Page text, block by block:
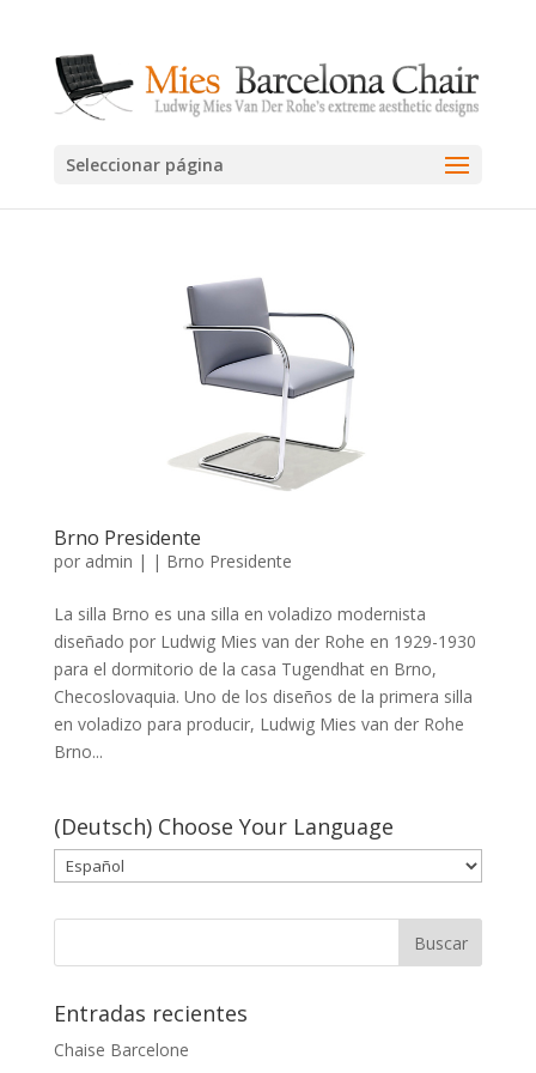
Seleccionar página
Brno Presidente
por admin | | Brno Presidente
La silla Brno es una silla en voladizo modernista
diseñado por Ludwig Mies van der Rohe en 1929-1930
para el dormitorio de la casa Tugendhat en Brno,
Checoslovaquia. Uno de los diseños de la primera silla
en voladizo para producir, Ludwig Mies van der Rohe
Brno...
(Deutsch) Choose Your Language
Entradas recientes
Chaise Barcelone